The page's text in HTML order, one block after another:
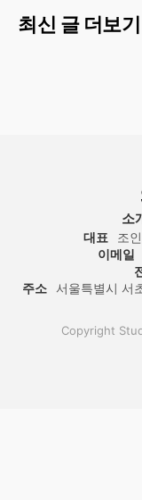
최신 글 더보기
소
대표 조
이메일
주소 서울특별시 서
Copyright